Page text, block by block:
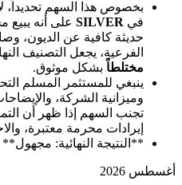
بخصوص هذا السهم تحديداً،
في SILVERعلى أنه يبيع
حديثة كافية عن الديون،
الفرعية، يجعل التصنيف
مختلطاًبشكل موثوق.
ينبغي للمستثمر المسلم
وميزانية الشركة،
تجنب السهم إذا ظهر أن
إيرادات محرمة معتبرة،
**النتيجة النهائية: مجهول**
أغسطس 2026